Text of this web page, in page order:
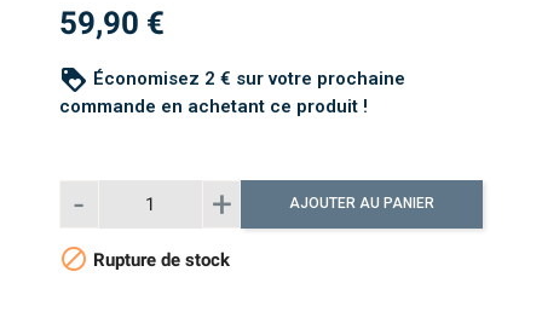
59,90 €
loyalty Économisez 2 € sur votre prochaine
commande en achetant ce produit !
AJOUTER AU PANIER
 Rupture de stock